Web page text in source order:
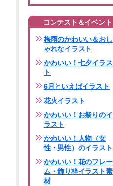
コンテスト＆イベント
梅雨のかわいい＆おし
ゃれなイラスト
かわいい！七夕イラス
ト
6月といえばイラスト
花火イラスト
かわいい！お祭りのイ
ラスト
かわいい！人物（女
性・男性）のイラスト
かわいい！花のフレー
ム・飾り枠イラスト素
材